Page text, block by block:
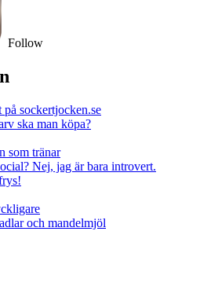
Follow
sockertjocken.se
ska man köpa?
som tränar
Nej, jag är bara introvert.
och mandelmjöl